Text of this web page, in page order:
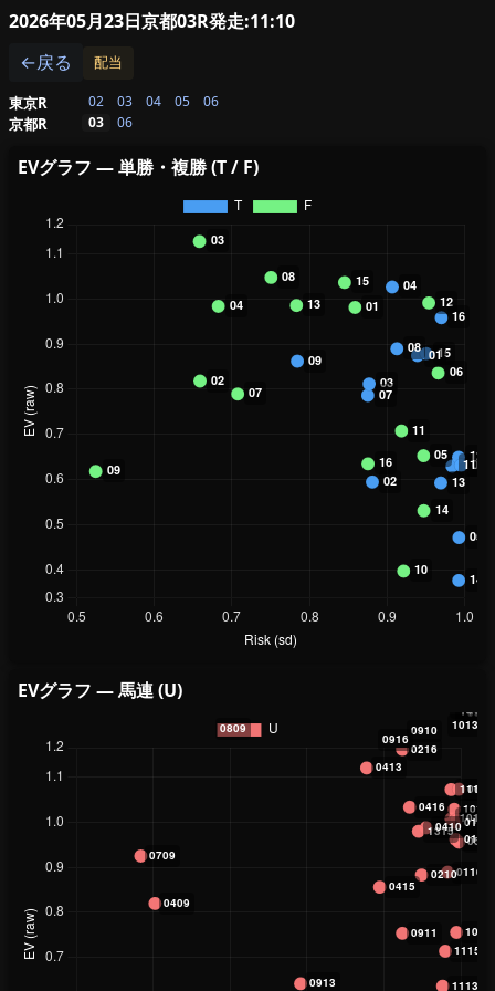
2026年05月23日京都03R発走:11:10
←戻る
配当
東京R 02 03 04 05 06
京都R 03 06
EVグラフ — 単勝・複勝 (T / F)
EVグラフ — 馬連 (U)